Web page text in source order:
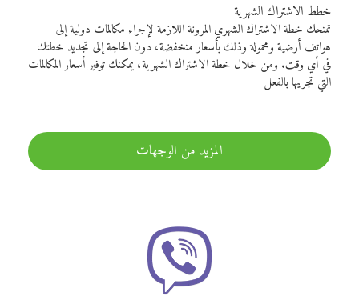
خطط الاشتراك الشهرية
تمنحك خطة الاشتراك الشهري المرونة اللازمة لإجراء مكالمات دولية إلى
هواتف أرضية ومحمولة وذلك بأسعار منخفضة، دون الحاجة إلى تجديد خطتك
في أي وقت. ومن خلال خطة الاشتراك الشهرية، يمكنك توفير أسعار المكالمات
التي تجريها بالفعل
المزيد من الوجهات